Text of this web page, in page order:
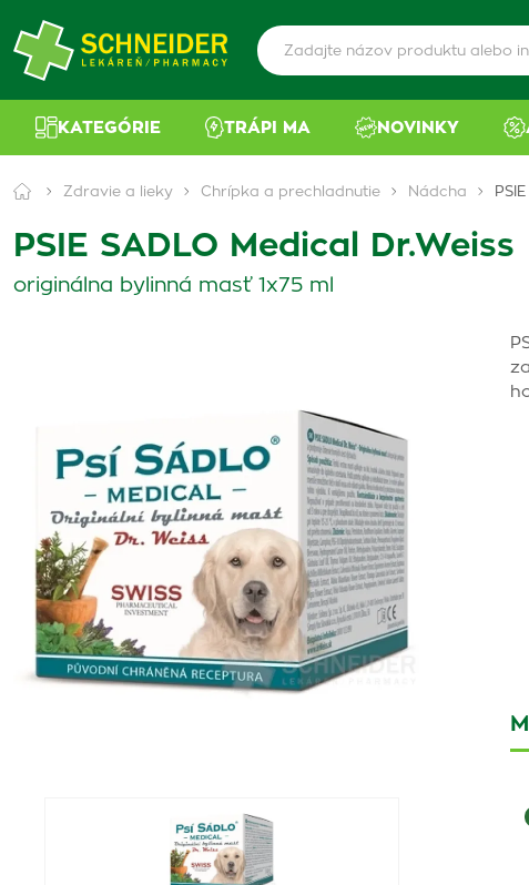
KATEGÓRIE TRÁPI MA NOVINKY
Zdravie a lieky Chrípka a prechladnutie Nádcha
PSIE SADLO Medical Dr.Weiss
originálna bylinná masť 1x75 ml